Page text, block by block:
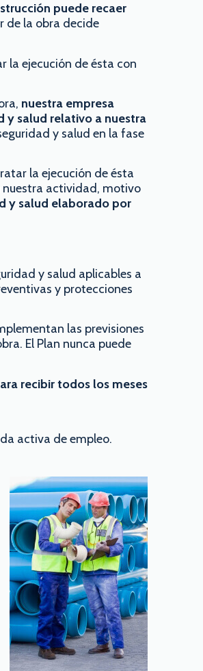
puede recaer
de la obra decide
la ejecución de ésta con
nuestra empresa
y salud relativo a nuestra
y salud en la fase
la ejecución de ésta
nuestra actividad, motivo
y salud elaborado por
y salud aplicables a
y protecciones
las previsiones
El Plan nunca puede
recibir todos los meses
activa de empleo.